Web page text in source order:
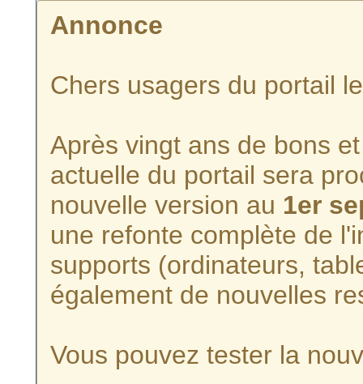
Annonce
Chers usagers du portail
Après vingt ans de bons
actuelle du portail sera
nouvelle version au 1er
une refonte complète de
supports (ordinateurs,
également de nouvelles
Vous pouvez tester la